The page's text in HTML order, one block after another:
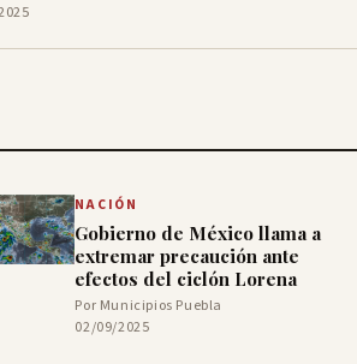
NACIÓN
Gobierno de México llama a
extremar precaución ante
efectos del ciclón Lorena
Por Municipios Puebla
02/09/2025